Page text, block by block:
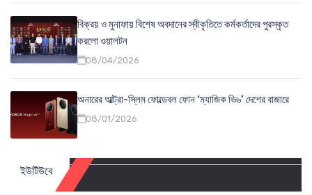
বিক্রয় ও মুনাফায় বিশেষ অবদানের স্বীকৃতিতে কর্মকর্তাদের পুরস্কৃত
করলো ওয়ালটন
08/04/2026
অনারের আল্ট্রা-স্লিম ফোল্ডেবল ফোন ‘ম্যাজিক ভি৬’ দেশের বাজারে
08/01/2026
ইউটিউবে